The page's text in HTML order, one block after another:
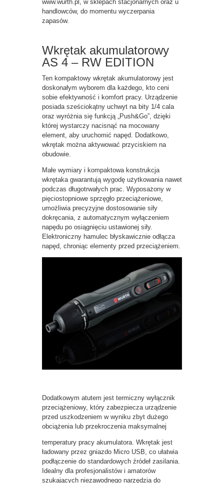
www.wurth.pl, w sklepach stacjonarnych oraz u
handlowców, do momentu wyczerpania
zapasów.
Wkrętak akumulatorowy
AS 4 – RW EDITION
Ten kompaktowy wkrętak akumulatorowy jest
doskonałym wyborem dla każdego, kto ceni
sobie efektywność i komfort pracy. Urządzenie
posiada sześciokątny uchwyt na bity 1/4 cala
oraz wyróżnia się funkcją „Push&Go”, dzięki
której wystarczy nacisnąć na mocowany
element, aby uruchomić napęd. Dodatkowo,
wkrętak można aktywować przyciskiem na
obudowie.
Małe wymiary i kompaktowa konstrukcja
wkrętaka gwarantują wygodę użytkowania nawet
podczas długotrwałych prac. Wyposażony w
pięciostopniowe sprzęgło przeciążeniowe,
umożliwia precyzyjne dostosowanie siły
dokręcania, z automatycznym wyłączeniem
napędu po osiągnięciu ustawionej siły.
Elektroniczny hamulec błyskawicznie odłącza
napęd, chroniąc elementy przed przeciążeniem.
Dodatkowym atutem jest termiczny wyłącznik
przeciążeniowy, który zabezpiecza urządzenie
przed uszkodzeniem w wyniku zbyt dużego
obciążenia lub przekroczenia maksymalnej
temperatury pracy akumulatora. Wkrętak jest
ładowany przez gniazdo Micro USB, co ułatwia
podłączenie do standardowych źródeł zasilania.
Idealny dla profesjonalistów i amatorów
szukających niezawodnego narzędzia do